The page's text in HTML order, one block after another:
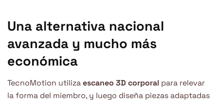
Una alternativa nacional
avanzada y mucho más
económica
TecnoMotion utilizaescaneo 3D corporal para relevar
la forma del miembro, y luego diseña piezas adaptadas